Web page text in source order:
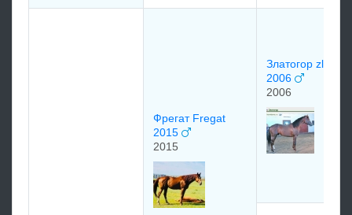
Фрегат Fregat
2015
2015
Златогор
2006
2006